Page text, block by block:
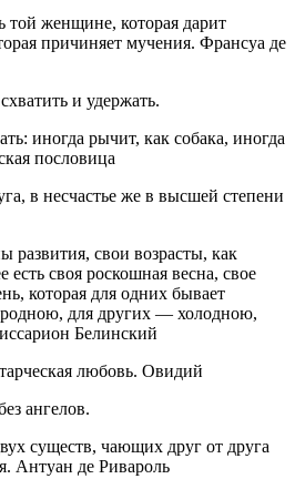
той женщине, которая дарит
причиняет мучения. Франсуа де
и удержать.
иногда рычит, как собака, иногда
пословица
в несчастье же в высшей степени
развития, свои возрасты, как
есть своя роскошная весна, свое
которая для одних бывает
для других — холодною,
Белинский
любовь. Овидий
ангелов.
существ, чающих друг от друга
Антуан де Ривароль